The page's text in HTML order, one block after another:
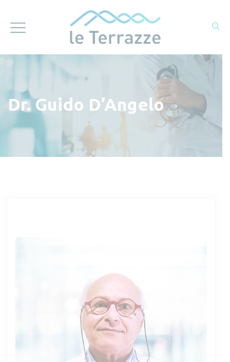
Dr. Guido D’Angelo